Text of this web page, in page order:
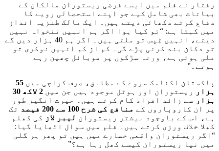
رفتار نے فلم میں ایسے فرضی ریستوران مالکان کے
بیانات بھی شامل کیے جو اپنے استحصالی رویے کا
دفاع کرتے دکھائی دیتے ہیں۔ ایک مالک طنزیہ انداز
میں کہتا ہے: “تو کیا ہوا اگر ہم انہیں تنخواہ نہیں
دیتے، انہیں ٹِپس تو ملتی ہیں۔ اگر ہم 40 ہزار دیں گے
تو دکان بند کرنی پڑے گی۔ کم از کم انہیں نوکری تو
ملی ہوئی ہے، ورنہ سڑکوں پر موبائل چھین رہے
ہوتے۔”
پاکستان اکنامک سروے کے مطابق، صرف کراچی میں 55
ہزار
ریستوران اور ہوٹل موجود ہیں جن میں
2 لاکھ 30
ہزار سے زائد افراد کام کرتے ہیں۔ حیرت انگیز طور
پر ان کاروباروں کے منافع کی شرح 100 سے 200 فیصد
تک
ہے، اس کے باوجود بیشتر ریستوران لیبر لاز
کی کھلم
کھلا خلاف ورزی کرتے ہیں۔ فلم میں سوال اٹھایا گیا:
“اگر ریستوران واقعی خسارے میں ہیں تو پھر ہر گلی
میں نیا ریستوران کیسے کھل رہا ہے؟”